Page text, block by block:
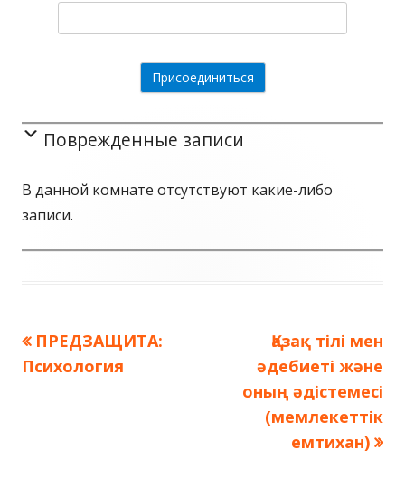
Поврежденные записи
В данной комнате отсутствуют какие-либо
записи.
Навигация
Предыдущая
запись:
ПРЕДЗАЩИТА:
Психология
Следующая
запись:
Қазақ тілі мен
әдебиеті және
оның әдістемесі
(мемлекеттік
емтихан)